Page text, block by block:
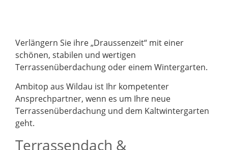
Verlängern Sie ihre „Draussenzeit“ mit einer
schönen, stabilen und wertigen
Terrassenüberdachung oder einem Wintergarten.
Ambitop aus Wildau ist Ihr kompetenter
Ansprechpartner, wenn es um Ihre neue
Terrassenüberdachung und dem Kaltwintergarten
geht.
Terrassendach &